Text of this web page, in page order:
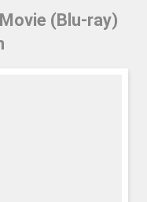
(Blu-ray)